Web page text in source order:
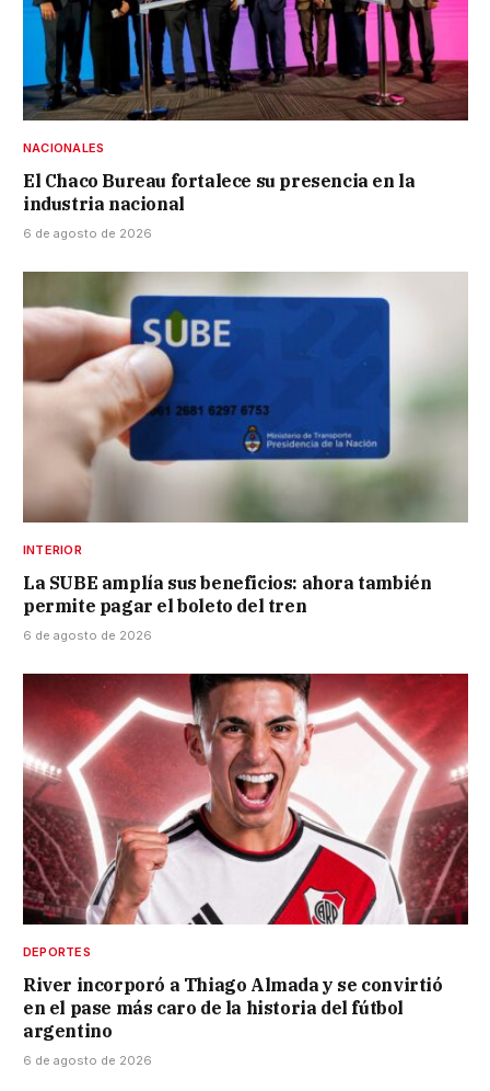
NACIONALES
El Chaco Bureau fortalece su presencia en la
industria nacional
6 de agosto de 2026
INTERIOR
La SUBE amplía sus beneficios: ahora también
permite pagar el boleto del tren
6 de agosto de 2026
DEPORTES
River incorporó a Thiago Almada y se convirtió
en el pase más caro de la historia del fútbol
argentino
6 de agosto de 2026